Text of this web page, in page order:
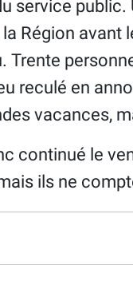
service
Région avant
Trente
reculé en
vacances,
continué le
ils ne